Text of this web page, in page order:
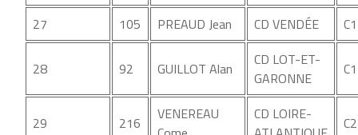
27 105 PREAUD Jean CD VENDÉE C1
28 92 GUILLOT Alan
CD LOT-ET-
GARONNE
C1
29 216
VENEREAU
CD LOIRE-
C2